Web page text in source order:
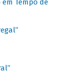
Tempo de